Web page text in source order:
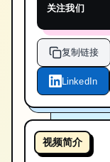
关注我们
复制链接
LinkedIn
视频简介